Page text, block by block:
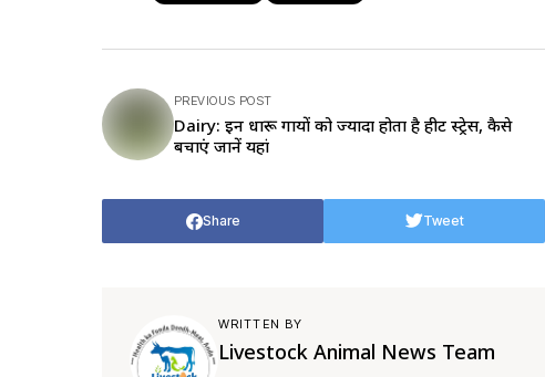
PREVIOUS POST
Dairy: इन दुधारू गायों को ज्यादा होता है हीट स्ट्रेस, कैसे
बचाएं जानें यहां
Share Tweet
WRITTEN BY
Livestock Animal News Team